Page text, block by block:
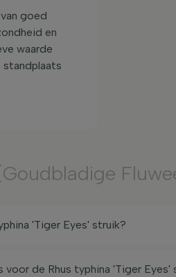
goed
en
waarde
standplaats
'Tiger Eyes' struik?
de Rhus typhina 'Tiger Eyes'